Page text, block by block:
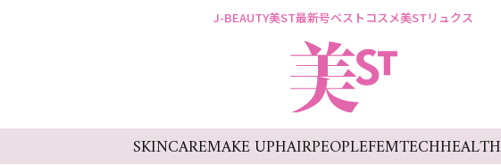
J-BEAUTY美ST最新号ベストコスメ美STリュクス
SKINCAREMAKE UPHAIRPEOPLEFEMTECHHEALTH